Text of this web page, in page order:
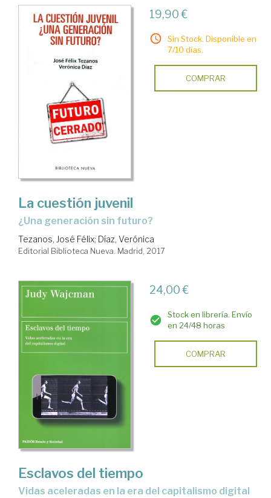
19,90 €
Sin Stock. Disponible en
7/10 días.
COMPRAR
La cuestión juvenil
¿una generación sin futuro?
Tezanos, José Félix; Díaz, Verónica
Editorial Biblioteca Nueva. Madrid, 2017
24,00 €
Stock en librería. Envío
en 24/48 horas
COMPRAR
Esclavos del tiempo
vidas aceleradas en la era del capitalismo digital